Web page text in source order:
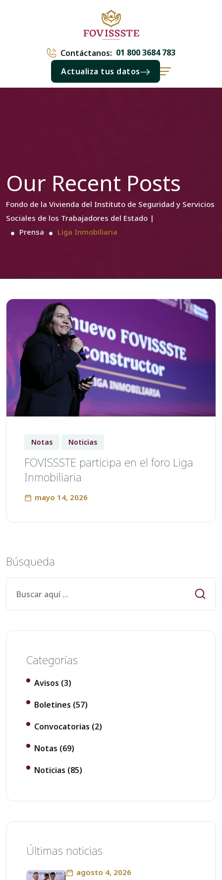
Contáctanos: 01 800 3684 783
Actualiza tus datos
Our Recent Posts
Fondo de la Vivienda del Instituto de Seguridad y Servicios
Sociales de los Trabajadores del Estado |
Prensa
Liga Inmobiliaria
Notas Noticias
FOVISSSTE participa en el foro Liga
Inmobiliaria
mayo 14, 2026
Búsqueda
Categorías
Avisos (3)
Boletines (57)
Convocatorias (2)
Notas (69)
Noticias (85)
Últimas noticias
agosto 4, 2026